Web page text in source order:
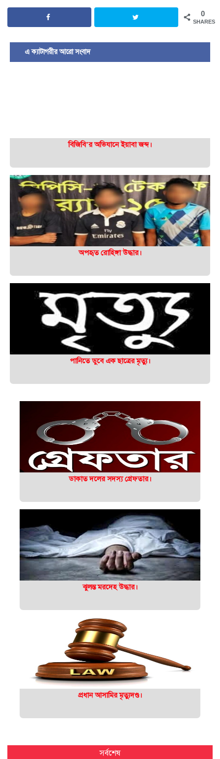
0
SHARES
এ ক্যাটাগরীর আরো সংবাদ
বিজিবি’র অভিযানে ইয়াবা জব্দ।
অপহৃত রোহিঙ্গা উদ্ধার।
পানিতে ডুবে এক ছাত্রের মৃত্যু।
ডাকাত দলের সদস্য গ্রেফতার।
ঝুলন্ত মরদেহ উদ্ধার।
প্রধান আসামির মৃত্যুদণ্ড।
সর্বশেষ